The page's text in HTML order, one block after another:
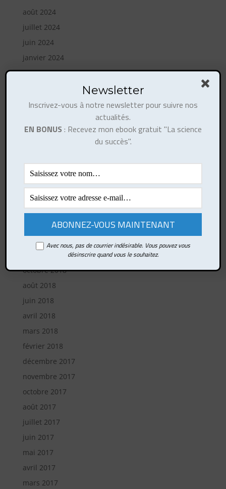
août 2024
juillet 2024
juin 2024
janvier 2024
décembre 2023
mai 2023
février 2023
août 2022
mai 2022
janvier 2022
janvier 2021
mai 2020
mars 2019
octobre 2018
août 2018
juin 2018
avril 2018
mars 2018
février 2018
décembre 2017
novembre 2017
octobre 2017
août 2017
juillet 2017
juin 2017
mai 2017
avril 2017
mars 2017
Newsletter
Inscrivez-vous à notre newsletter pour suivre nos
actualités.
EN BONUS : Recevez mon ebook gratuit "La science
du succès".
Avec nous, pas de courrier indésirable. Vous pouvez vous
désinscrire quand vous le souhaitez.